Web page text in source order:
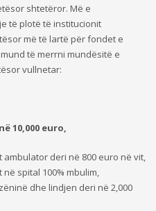
shtetëror. Më e
të plotë të institucionit
më të lartë për fondet e
të merrni mundësitë e
vullnetar:
10,000 euro,
deri në 800 euro në vit,
spital 100% mbulim,
dhe lindjen deri në 2,000